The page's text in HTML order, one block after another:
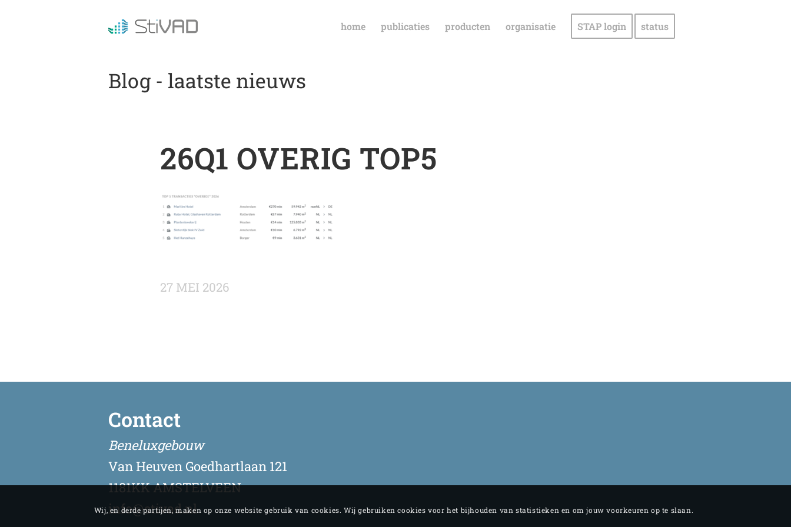
home publicaties producten organisatie STAP login status
Blog - laatste nieuws
26Q1 OVERIG TOP5
27 MEI 2026
Contact
Beneluxgebouw
Van Heuven Goedhartlaan 121
1181KK AMSTELVEEN
info@stivad.nl
Wij, en derde partijen, maken op onze website gebruik van cookies. Wij gebruiken cookies voor het bijhouden van statistieken en om jouw voorkeuren op te slaan.